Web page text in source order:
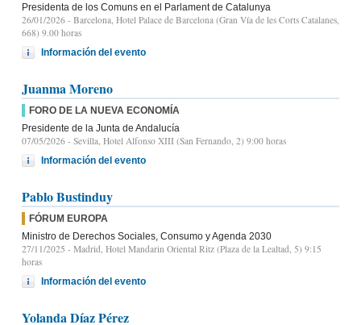
Presidenta de los Comuns en el Parlament de Catalunya
26/01/2026 - Barcelona, Hotel Palace de Barcelona (Gran Vía de les Corts Catalanes,
668) 9.00 horas
Información del evento
Juanma Moreno
FORO DE LA NUEVA ECONOMÍA
Presidente de la Junta de Andalucía
07/05/2026 - Sevilla, Hotel Alfonso XIII (San Fernando, 2) 9:00 horas
Información del evento
Pablo Bustinduy
FÓRUM EUROPA
Ministro de Derechos Sociales, Consumo y Agenda 2030
27/11/2025 - Madrid, Hotel Mandarin Oriental Ritz (Plaza de la Lealtad, 5) 9:15
horas
Información del evento
Yolanda Díaz Pérez